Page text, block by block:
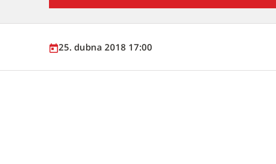
25. dubna 2018 17:00